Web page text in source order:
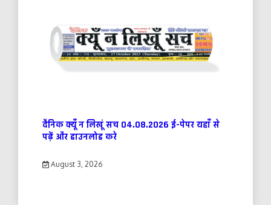
दैनिक क्यूँ न लिखूं सच 04.08.2026 ई-पेपर यहाँ से
पढ़ें और डाउनलोड करे
August 3, 2026